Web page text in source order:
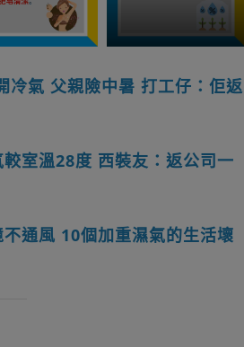
冷氣 父親險中暑 打工仔：佢返
室溫28度 西裝友：返公司一
通風 10個加重濕氣的生活壞